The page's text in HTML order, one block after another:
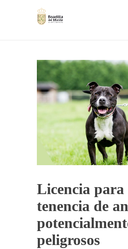
Licencia para
tenencia de
peligrosos